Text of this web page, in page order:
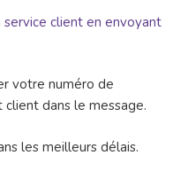
service client en envoyant
votre numéro de
dans le message.
les meilleurs délais.